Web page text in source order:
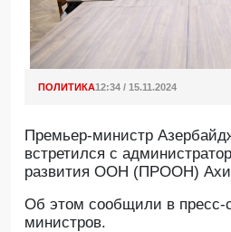
ПОЛИТИКА12:34 / 15.11.2024
Премьер-министр
встретился с
развития ООН (ПРООН)
Об этом сообщили в пресс-
министров.